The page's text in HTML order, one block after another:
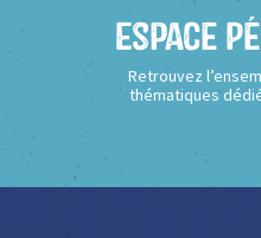
Espace
Retrouvez
thématiques